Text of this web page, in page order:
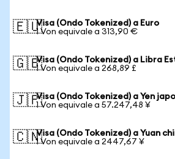
🇪🇺Visa (Ondo Tokenized) a Euro
1 Von equivale a 313,90 €
🇬🇧Visa (Ondo Tokenized) a Libra
1 Von equivale a 268,89 £
🇯🇵Visa (Ondo Tokenized) a Yen
1 Von equivale a 57.247,48 ¥
🇨🇳Visa (Ondo Tokenized) a Yuan
1 Von equivale a 2447,67 ¥